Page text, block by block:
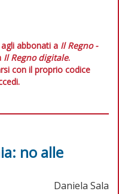
abbonati a Il Regno -
Il Regno digitale.
con il proprio codice
no alle
Daniela Sala